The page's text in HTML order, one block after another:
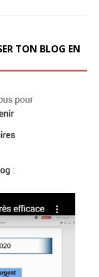
TON BLOG EN